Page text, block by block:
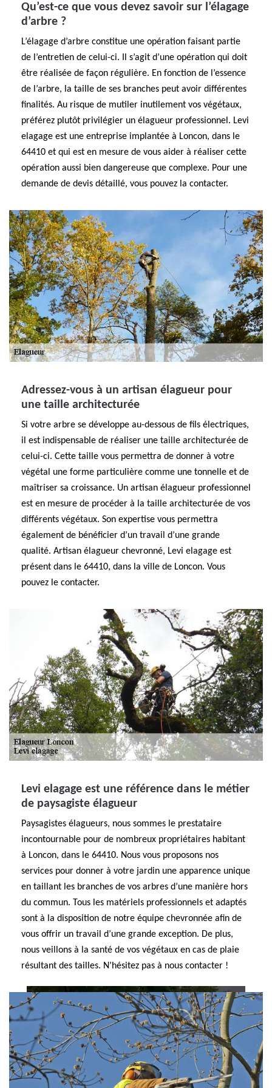
Qu’est-ce que vous devez savoir sur l’élagage
d’arbre ?
L’élagage d’arbre constitue une opération faisant partie
de l’entretien de celui-ci. Il s’agit d’une opération qui doit
être réalisée de façon régulière. En fonction de l’essence
de l’arbre, la taille de ses branches peut avoir différentes
finalités. Au risque de mutiler inutilement vos végétaux,
préférez plutôt privilégier un élagueur professionnel. Levi
elagage est une entreprise implantée à Loncon, dans le
64410 et qui est en mesure de vous aider à réaliser cette
opération aussi bien dangereuse que complexe. Pour une
demande de devis détaillé, vous pouvez la contacter.
Adressez-vous à un artisan élagueur pour
une taille architecturée
Si votre arbre se développe au-dessous de fils électriques,
il est indispensable de réaliser une taille architecturée de
celui-ci. Cette taille vous permettra de donner à votre
végétal une forme particulière comme une tonnelle et de
maîtriser sa croissance. Un artisan élagueur professionnel
est en mesure de procéder à la taille architecturée de vos
différents végétaux. Son expertise vous permettra
également de bénéficier d’un travail d’une grande
qualité. Artisan élagueur chevronné, Levi elagage est
présent dans le 64410, dans la ville de Loncon. Vous
pouvez le contacter.
Levi elagage est une référence dans le métier
de paysagiste élagueur
Paysagistes élagueurs, nous sommes le prestataire
incontournable pour de nombreux propriétaires habitant
à Loncon, dans le 64410. Nous vous proposons nos
services pour donner à votre jardin une apparence unique
en taillant les branches de vos arbres d’une manière hors
du commun. Tous les matériels professionnels et adaptés
sont à la disposition de notre équipe chevronnée afin de
vous offrir un travail d’une grande exception. De plus,
nous veillons à la santé de vos végétaux en cas de plaie
résultant des tailles. N’hésitez pas à nous contacter !